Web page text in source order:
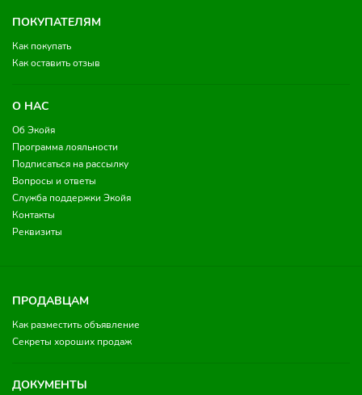
ПОКУПАТЕЛЯМ
Как покупать
Как оставить отзыв
О НАС
Об Экойя
Программа лояльности
Подписаться на рассылку
Вопросы и ответы
Служба поддержки Экойя
Контакты
Реквизиты
ПРОДАВЦАМ
Как разместить объявление
Секреты хороших продаж
ДОКУМЕНТЫ